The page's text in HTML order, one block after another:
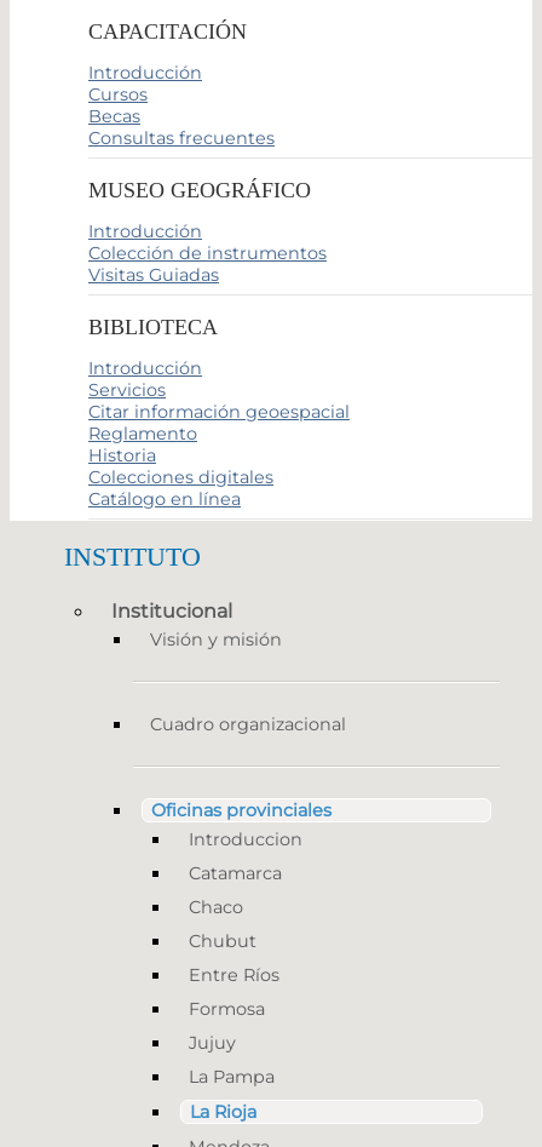
CAPACITACIÓN
Introducción
Cursos
Becas
Consultas frecuentes
MUSEO GEOGRÁFICO
Introducción
Colección de instrumentos
Visitas Guiadas
BIBLIOTECA
Introducción
Servicios
Citar información geoespacial
Reglamento
Historia
Colecciones digitales
Catálogo en línea
INSTITUTO
Institucional
Visión y misión
Cuadro organizacional
Oficinas provinciales
Introduccion
Catamarca
Chaco
Chubut
Entre Ríos
Formosa
Jujuy
La Pampa
La Rioja